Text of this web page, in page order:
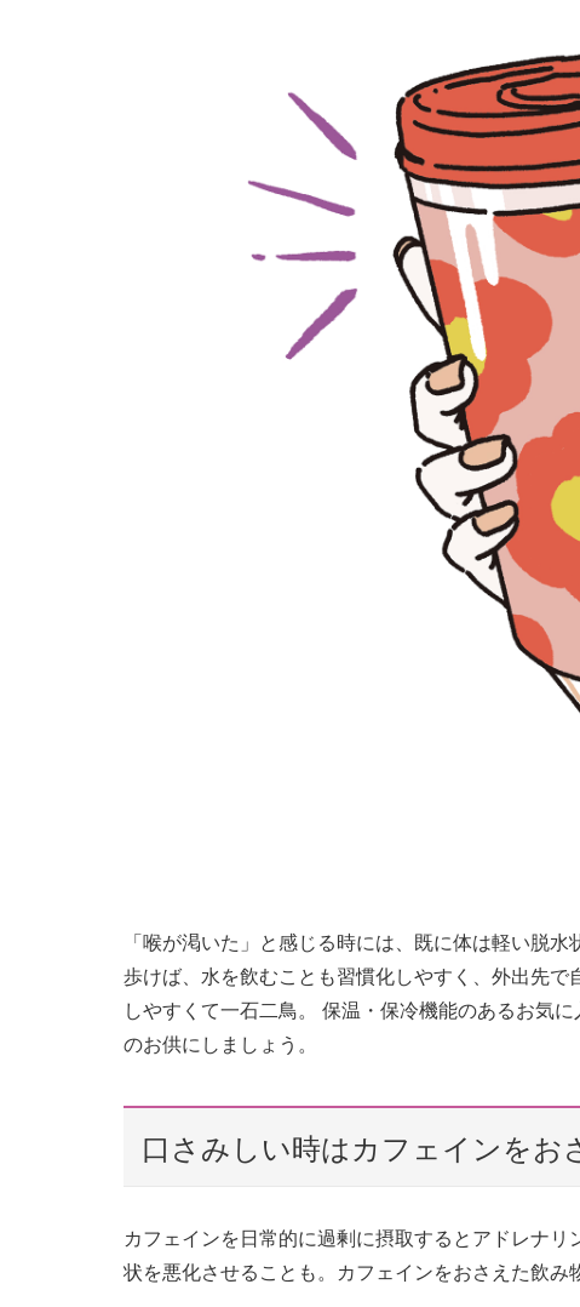
「喉が渇いた」と感じる時には、既に体は軽い脱
歩けば、水を飲むことも習慣化しやすく、外出先
しやすくて一石二鳥。 保温・保冷機能のあるお気
のお供にしましょう。
口さみしい時はカフェインをお
カフェインを日常的に過剰に摂取するとアドレナ
状を悪化させることも。カフェインをおさえた飲み